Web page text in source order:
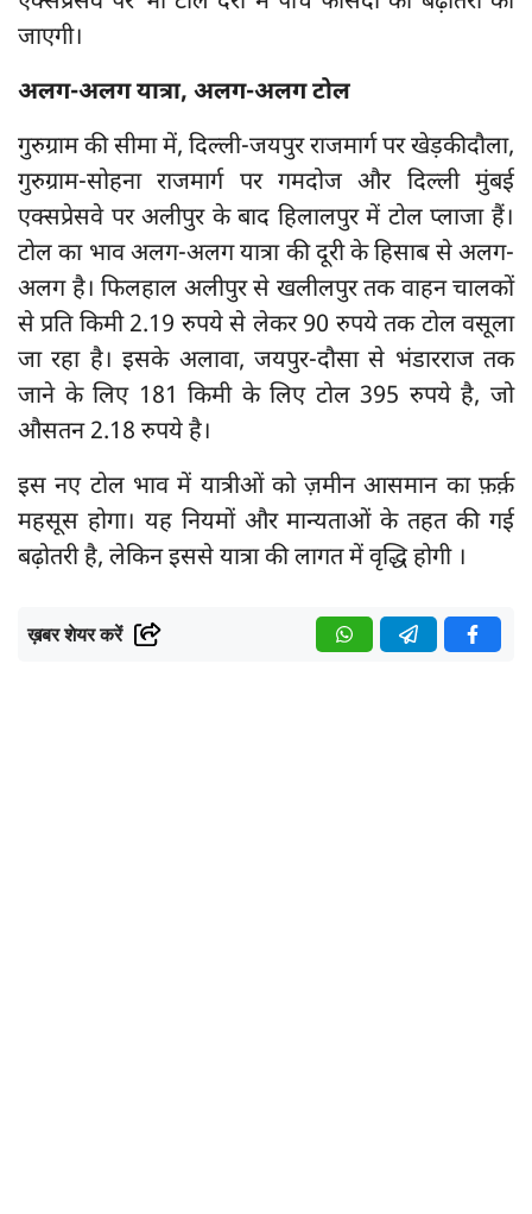
जाएगी।
अलग-अलग यात्रा, अलग-अलग टोल
गुरुग्राम की सीमा में, दिल्ली-जयपुर राजमार्ग पर खेड़कीदौला,
गुरुग्राम-सोहना राजमार्ग पर गमदोज और दिल्ली मुंबई
एक्सप्रेसवे पर अलीपुर के बाद हिलालपुर में टोल प्लाजा हैं।
टोल का भाव अलग-अलग यात्रा की दूरी के हिसाब से अलग-
अलग है। फिलहाल अलीपुर से खलीलपुर तक वाहन चालकों
से प्रति किमी 2.19 रुपये से लेकर 90 रुपये तक टोल वसूला
जा रहा है। इसके अलावा, जयपुर-दौसा से भंडारराज तक
जाने के लिए 181 किमी के लिए टोल 395 रुपये है, जो
औसतन 2.18 रुपये है।
इस नए टोल भाव में यात्रीओं को ज़मीन आसमान का फ़र्क़
महसूस होगा। यह नियमों और मान्यताओं के तहत की गई
बढ़ोतरी है, लेकिन इससे यात्रा की लागत में वृद्धि होगी ।
ख़बर शेयर करें